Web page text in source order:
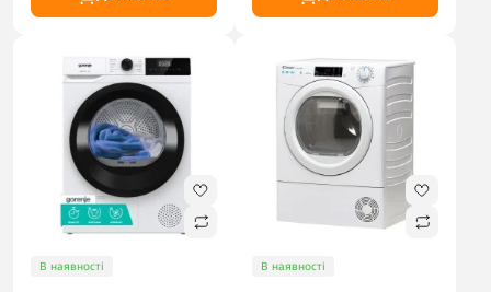
В наявності В наявності